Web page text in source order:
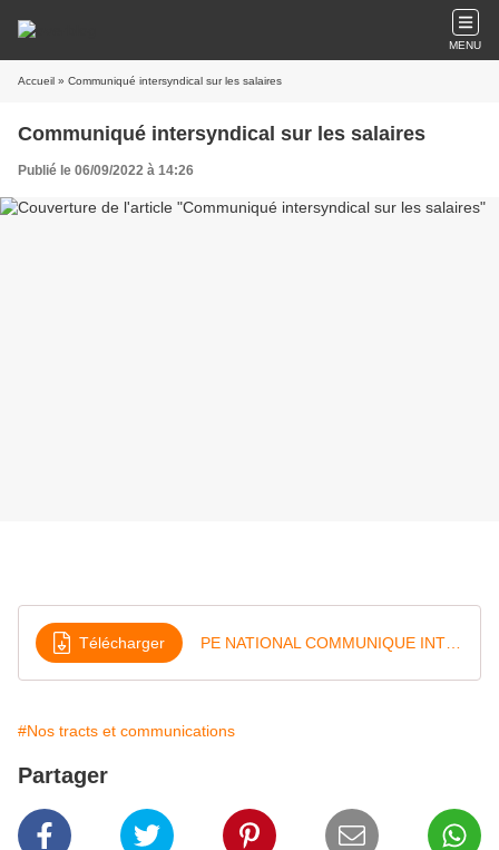
MENU
Accueil » Communiqué intersyndical sur les salaires
Communiqué intersyndical sur les salaires
Publié le 06/09/2022 à 14:26
Télécharger
#Nos tracts et communications
Partager